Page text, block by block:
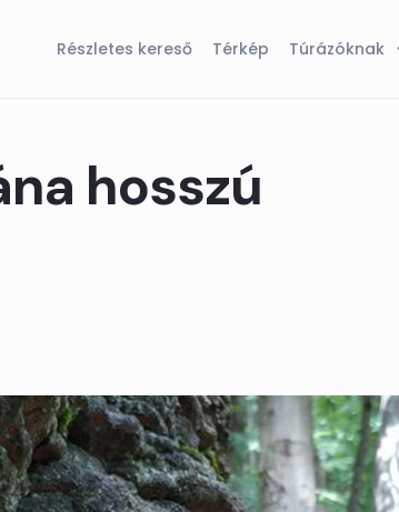
Részletes kereső Térkép Túrázóknak
hosszú